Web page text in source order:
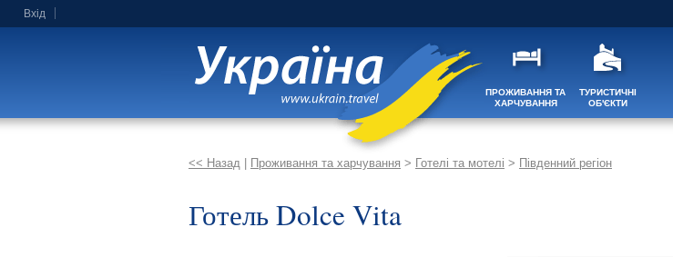
Вхід
ПРОЖИВАННЯ ТА
ХАРЧУВАННЯ
ТУРИСТИЧНІ
ОБ'ЄКТИ
<< Назад Проживання та харчування > Готелі та мотелі > Південний регіон
Готель Dolce Vita